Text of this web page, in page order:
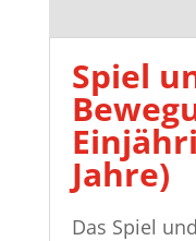
Spiel
Jahre)
Das Spiel